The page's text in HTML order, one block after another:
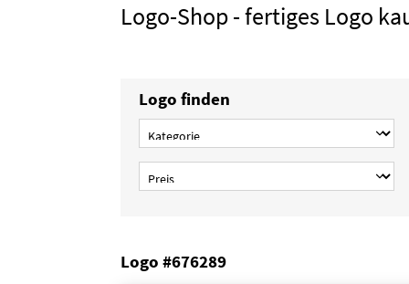
Logo-Shop - fertiges Logo
Logo finden
Logo #676289